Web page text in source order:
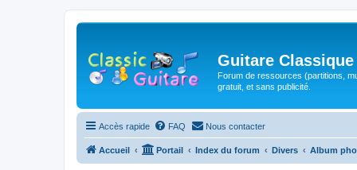
Guitare Classique
Forum de ressources (partitions,
gratuit, et sans publicité.
Accès rapide FAQ Nous contacter
Accueil Portail Index du forum Divers Album